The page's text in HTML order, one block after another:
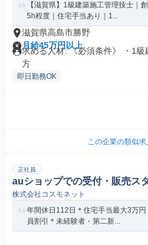
【滋賀県】1級建築施工管理技士｜
5h程度｜住宅手当あり｜1...
滋賀県高島市勝野
月給45万円以上
求める人材: 《必須条件》 ・1
方
即日勤務OK
この企業の類似求
正社員
auショップでの受付・販売ス
株式会社コスモネット
年間休日112日＊住宅手当最大3万
員割引＊未経験者・第二新...